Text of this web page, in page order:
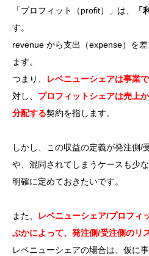
「プロフィット（profit）」は、
「
す。
revenue から支出（expense）を
ます。
つまり、
レベニューシェアは事業
対し、 プロフィットシェアは売上
分配する契約を指します。
しかし、この収益の定義が発注側/
や、混同されてしまうケースも少
明確に定めておきたいです。
また、
レベニューシェア/プロフィ
ぶかによって、発注側/受注側のリ
レベニューシェアの場合は、仮に